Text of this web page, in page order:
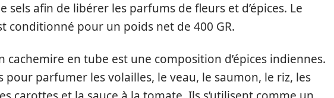
sels afin de libérer les parfums de fleurs et d’épices. Le
conditionné pour un poids net de 400 GR.
cachemire en tube est une composition d’épices indiennes.
pour parfumer les volailles, le veau, le saumon, le riz, les